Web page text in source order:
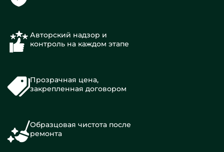
Авторский надзор и
контроль на каждом этапе
Прозрачная цена,
закрепленная договором
Образцовая чистота после
ремонта